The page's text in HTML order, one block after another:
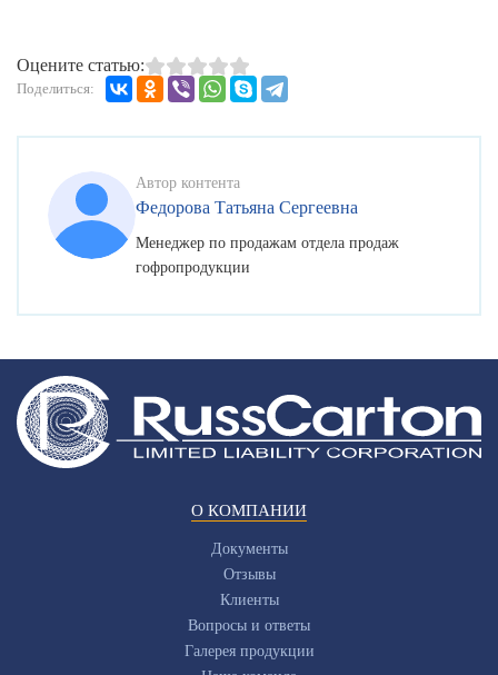
Оцените статью:
Поделиться:
Автор контента
Федорова Татьяна Сергеевна
Менеджер по продажам отдела продаж
гофропродукции
О КОМПАНИИ
Документы
Отзывы
Клиенты
Вопросы и ответы
Галерея продукции